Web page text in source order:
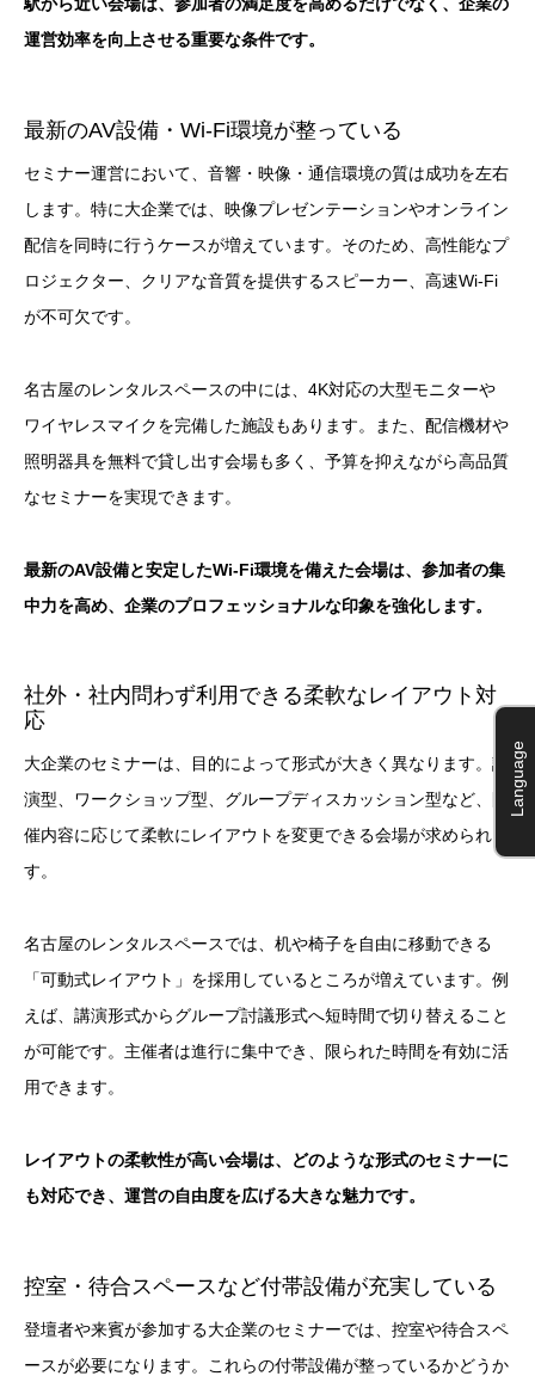
駅から近い会場は、参加者の満足度を高めるだけでなく、企業の
運営効率を向上させる重要な条件です。
最新のAV設備・Wi-Fi環境が整っている
セミナー運営において、音響・映像・通信環境の質は成功を左右
します。特に大企業では、映像プレゼンテーションやオンライン
配信を同時に行うケースが増えています。そのため、高性能なプ
ロジェクター、クリアな音質を提供するスピーカー、高速Wi-Fi
が不可欠です。
名古屋のレンタルスペースの中には、4K対応の大型モニターや
ワイヤレスマイクを完備した施設もあります。また、配信機材や
照明器具を無料で貸し出す会場も多く、予算を抑えながら高品質
なセミナーを実現できます。
最新のAV設備と安定したWi-Fi環境を備えた会場は、参加者の集
中力を高め、企業のプロフェッショナルな印象を強化します。
社外・社内問わず利用できる柔軟なレイアウト対
応
大企業のセミナーは、目的によって形式が大きく異なります。講
演型、ワークショップ型、グループディスカッション型など、開
催内容に応じて柔軟にレイアウトを変更できる会場が求められま
す。
名古屋のレンタルスペースでは、机や椅子を自由に移動できる
「可動式レイアウト」を採用しているところが増えています。例
えば、講演形式からグループ討議形式へ短時間で切り替えること
が可能です。主催者は進行に集中でき、限られた時間を有効に活
用できます。
レイアウトの柔軟性が高い会場は、どのような形式のセミナーに
も対応でき、運営の自由度を広げる大きな魅力です。
控室・待合スペースなど付帯設備が充実している
登壇者や来賓が参加する大企業のセミナーでは、控室や待合スペ
ースが必要になります。これらの付帯設備が整っているかどうか
Language